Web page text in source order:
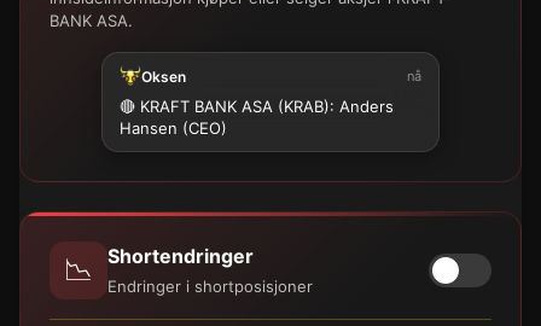
BANK ASA.
Oksen nå
🔴 KRAFT BANK ASA (KRAB): Anders
Hansen (CEO)
📉 Shortendringer
Endringer i shortposisjoner